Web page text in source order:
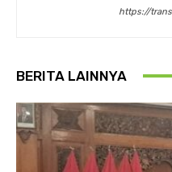
https://
BERITA LAINNYA